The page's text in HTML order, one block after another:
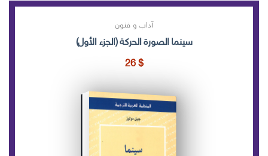
آداب و فنون
سينما الصورة الحركة (الجزء الأول)
26 $